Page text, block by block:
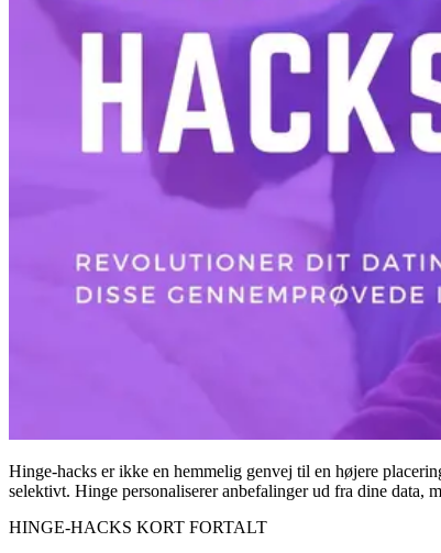
Hinge-hacks er ikke en hemmelig genvej til en højere
selektivt. Hinge personaliserer anbefalinger ud fra dine data,
HINGE-HACKS KORT FORTALT